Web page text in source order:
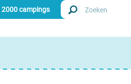
2000 campings